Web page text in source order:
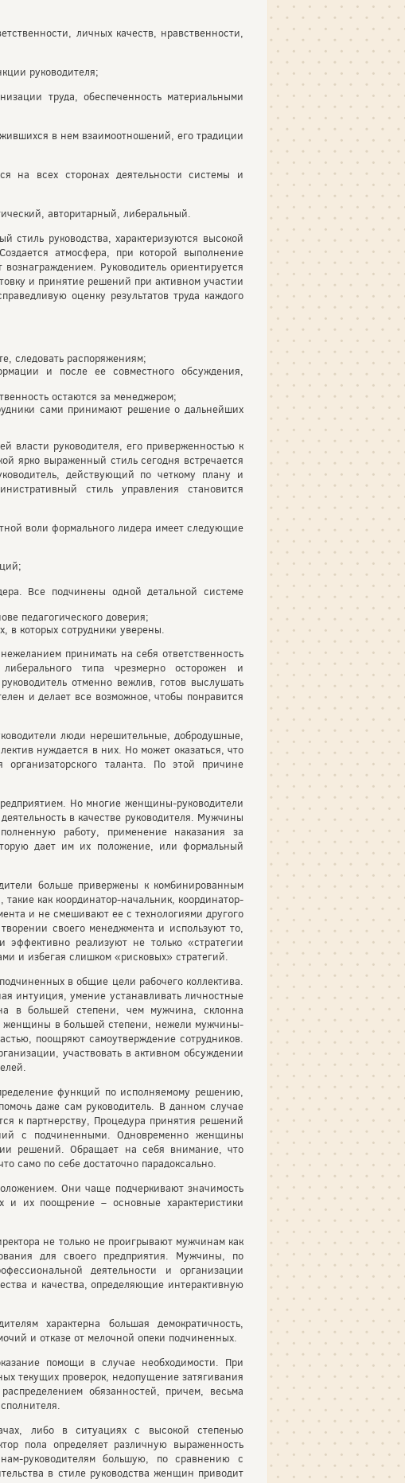
личных качеств, нравственности,
руководителя;
труда, обеспеченность материальными
в нем взаимоотношений, его традиции
на всех сторонах деятельности системы и
авторитарный, либеральный.
стиль руководства, характеризуются высокой
атмосфера, при которой выполнение
Руководитель ориентируется
и принятие решений при активном участии
оценку результатов труда каждого
следовать распоряжениям;
и после ее совместного обсуждения,
остаются за менеджером;
сами принимают решение о дальнейших
власти руководителя, его приверженностью к
ярко выраженный стиль сегодня встречается
действующий по четкому плану и
стиль управления становится
воли формального лидера имеет следующие
Все подчинены одной детальной системе
педагогического доверия;
в которых сотрудники уверены.
принимать на себя ответственность
типа чрезмерно осторожен и
отменно вежлив, готов выслушать
и делает все возможное, чтобы понравится
люди нерешительные, добродушные,
нуждается в них. Но может оказаться, что
таланта. По этой причине
Но многие женщины-руководители
в качестве руководителя. Мужчины
работу, применение наказания за
дает им их положение, или формальный
больше привержены к комбинированным
как координатор-начальник, координатор-
и не смешивают ее с технологиями другого
своего менеджмента и используют то,
реализуют не только «стратегии
и избегая слишком «рисковых» стратегий.
в общие цели рабочего коллектива.
интуиция, умение устанавливать личностные
в большей степени, чем мужчина, склонна
женщины в большей степени, нежели мужчины-
поощряют самоутверждение сотрудников.
участвовать в активном обсуждении
функций по исполняемому решению,
даже сам руководитель. В данном случае
к партнерству, Процедура принятия решений
с подчиненными. Одновременно женщины
решений. Обращает на себя внимание, что
само по себе достаточно парадоксально.
Они чаще подчеркивают значимость
и их поощрение – основные характеристики
не только не проигрывают мужчинам как
для своего предприятия. Мужчины, по
деятельности и организации
и качества, определяющие интерактивную
характерна большая демократичность,
и отказе от мелочной опеки подчиненных.
помощи в случае необходимости. При
текущих проверок, недопущение затягивания
обязанностей, причем, весьма
либо в ситуациях с высокой степенью
пола определяет различную выраженность
руководителям большую, по сравнению с
в стиле руководства женщин приводит